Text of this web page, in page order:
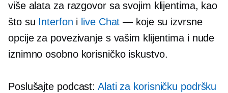
više alata za razgovor sa svojim klijentima, kao
što su Interfon i live Chat — koje su izvrsne
opcije za povezivanje s vašim klijentima i nude
iznimno osobno korisničko iskustvo.
Poslušajte podcast: Alati za korisničku podršku